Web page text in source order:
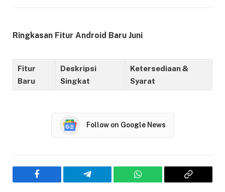
Ringkasan Fitur Android Baru Juni
Fitur
Baru
Deskripsi
Singkat
Ketersediaan &
Syarat
Follow on Google News
Facebook Telegram WhatsApp
Copy